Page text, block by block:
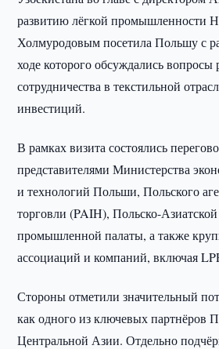
развитию лёгкой промышленности
Холмуродовым посетила Польшу с
ходе которого обсуждались
сотрудничества в текстильной
инвестиций.
В рамках визита состоялись
представителями Министерства
и технологий Польши, Польского
торговли (PAIH), Польско-
промышленной палаты, а также
ассоциаций и компаний, включая
Стороны отметили значительный
как одного из ключевых партнёров
Центральной Азии. Отдельно